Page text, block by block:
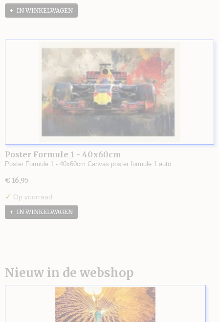
IN WINKELWAGEN
Poster Formule 1 - 40x60cm
Poster Formule 1 - 40x60cm Canvas poster formule 1 auto…
€ 16,95
✓ Op voorraad
IN WINKELWAGEN
Nieuw in de webshop